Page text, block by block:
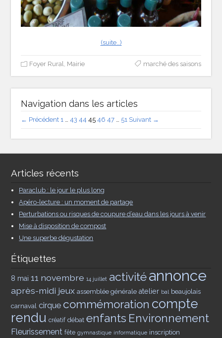
(suite…)
Foyer Rural, Mairie marché des saisons
Navigation dans les articles
← Précédent 1 … 43 44 45 46 47 … 51 Suivant →
Articles récents
Paraclub : le jour le plus long
Apéro-lecture : un moment de partage
Perturbations ou risques de coupure d’eau dans les jours à venir
Mise à disposition de compost
Une superbe dégustation
Étiquettes
8 mai 11 novembre 14 juillet activitéannonce
après-midi jeux assemblée générale atelier bal beaujolais
carnaval cirque commémoration compte
rendu créatif débat enfants Environnement
Fleurissement fête gymnastique informatique inscription